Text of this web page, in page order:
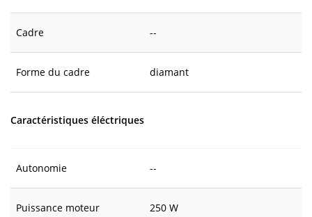
Cadre --
Forme du cadre diamant
Caractéristiques éléctriques
Autonomie --
Puissance moteur 250 W